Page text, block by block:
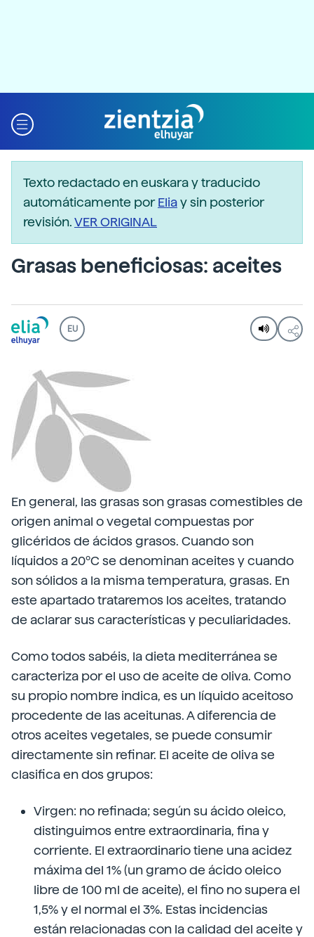
Texto redactado en euskara y traducido
automáticamente porEliay sin posterior
revisión.VER ORIGINAL
Grasas beneficiosas: aceites
EU
En general, las grasas son grasas comestibles de
origen animal o vegetal compuestas por
glicéridos de ácidos grasos. Cuando son
líquidos a 20ºC se denominan aceites y cuando
son sólidos a la misma temperatura, grasas. En
este apartado trataremos los aceites, tratando
de aclarar sus características y peculiaridades.
Como todos sabéis, la dieta mediterránea se
caracteriza por el uso de aceite de oliva. Como
su propio nombre indica, es un líquido aceitoso
procedente de las aceitunas. A diferencia de
otros aceites vegetales, se puede consumir
directamente sin refinar. El aceite de oliva se
clasifica en dos grupos:
Virgen: no refinada; según su ácido oleico,
distinguimos entre extraordinaria, fina y
corriente. El extraordinario tiene una acidez
máxima del 1% (un gramo de ácido oleico
libre de 100 ml de aceite), el fino no supera el
1,5% y el normal el 3%. Estas incidencias
están relacionadas con la calidad del aceite y